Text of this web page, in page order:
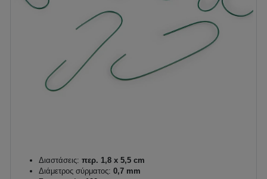
Διαστάσεις: περ. 1,8 x 5,5 cm
Διάμετρος σύρματος: 0,7 mm